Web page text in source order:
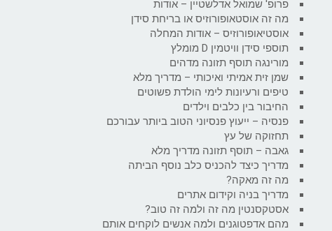
פרופ' שמואל אדלשטיין – אודות
מה זה אוסטאופורוזיס או בריחת סידן
אוסטיאופורוזיס – אודות המחלה
תוספי סידן וויטמין D מומלץ
מורינגה תוסף תזונה מדהים
שמן זית אמיתי ואיכותי – מדריך מלא
טיפים ורעיונות לימי הולדת פשוטים
החיבור בין כלבים וילדים
פנסיה – ייעוץ פנסיוני הטוב ביותר עבורכם
תחזוקה של עץ
גאבה – תוסף תזונה מדריך מלא
מדריך כיצד להכניס כלב נוסף הביתה
מה זה מאקה?
מדריך בניה וקידום אתרים
אסטקסנטין מה זה ולמה זה טוב?
מהם אדפטוגנים ולמה אנשים לוקחים אותם